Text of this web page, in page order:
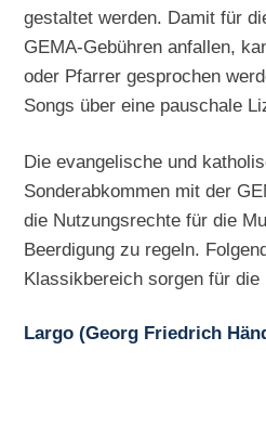
gestaltet werden. Damit für
GEMA-Gebühren anfallen,
oder Pfarrer gesprochen
Songs über eine pauschale
Die evangelische und
Sonderabkommen mit der
die Nutzungsrechte für die
Beerdigung zu regeln.
Klassikbereich sorgen für die
Largo (Georg Friedrich